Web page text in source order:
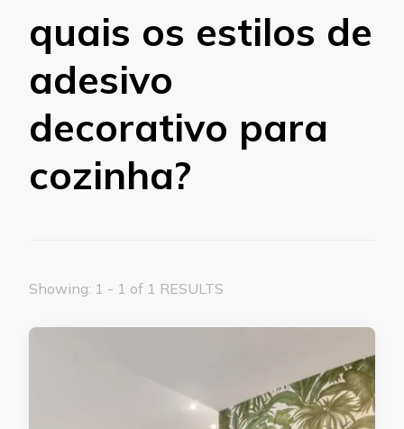
quais os estilos de
adesivo
decorativo para
cozinha?
Showing: 1 - 1 of 1 RESULTS